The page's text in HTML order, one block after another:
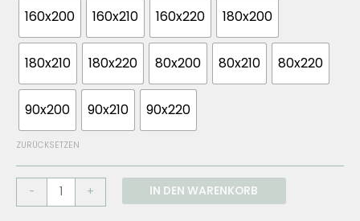
160x200 160x210 160x220 180x200
180x210 180x220 80x200 80x210 80x220
90x200 90x210 90x220
ZURÜCKSETZEN
-
Taschenfederkern-
+ IN DEN WARENKORB